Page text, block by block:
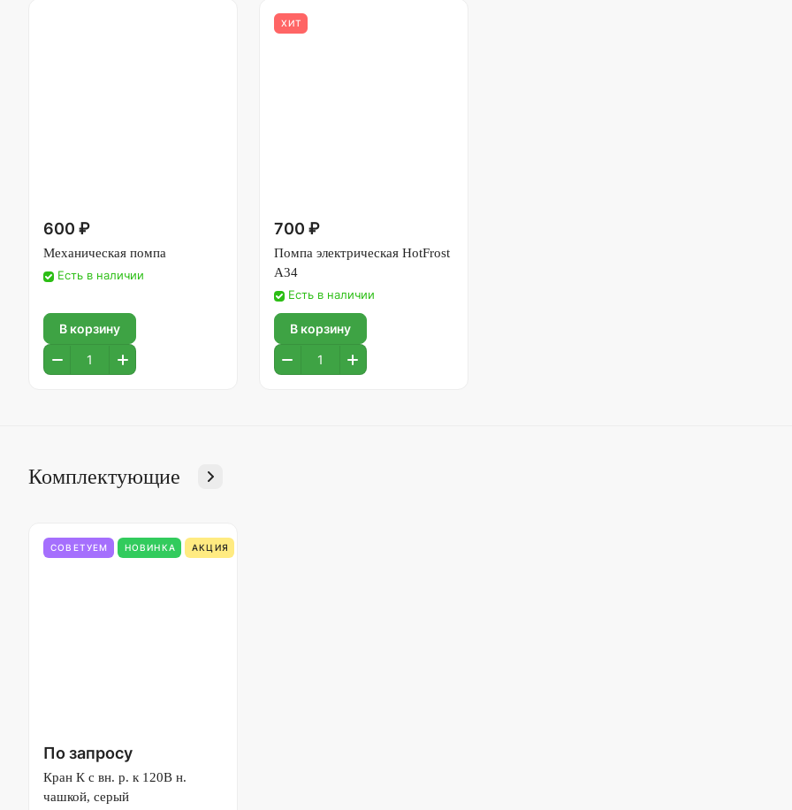
600 ₽
Механическая помпа
Есть в наличии
В корзину
ХИТ
700 ₽
Помпа электрическая HotFrost
А34
Есть в наличии
В корзину
Комплектующие
СОВЕТУЕМ НОВИНКА АКЦИЯ
По запросу
Кран К с вн. р. к 120В н.
чашкой, серый